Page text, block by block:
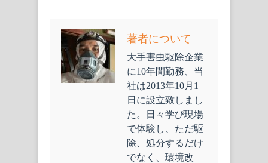
著者について
大手害虫駆除企業
に10年間勤務、当
社は2013年10月1
日に設立致しまし
た。日々学び現場
で体験し、ただ駆
除、処分するだけ
でなく、環境改